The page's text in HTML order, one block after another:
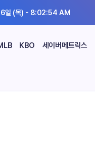
일 (목) - 8:02:55 AM
KBO 세이버메트릭스